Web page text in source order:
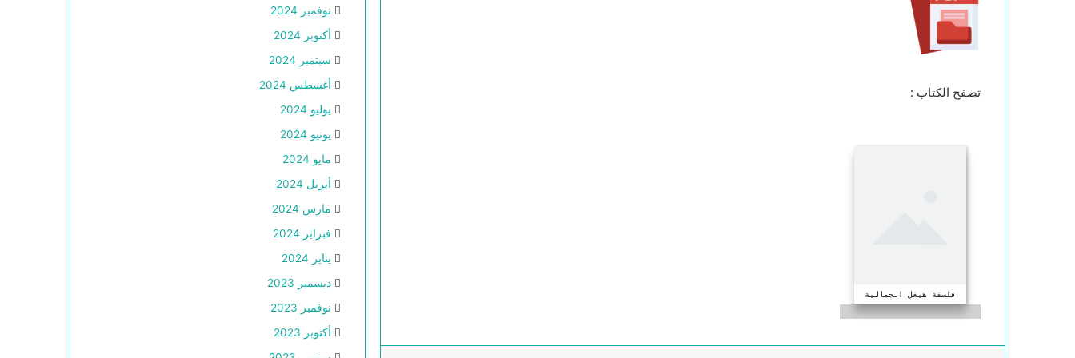
تصفح الكتاب :
فلسفة هيغل الجمالية
نوفمبر 2024
أكتوبر 2024
سبتمبر 2024
أغسطس 2024
يوليو 2024
يونيو 2024
مايو 2024
أبريل 2024
مارس 2024
فبراير 2024
يناير 2024
ديسمبر 2023
نوفمبر 2023
أكتوبر 2023